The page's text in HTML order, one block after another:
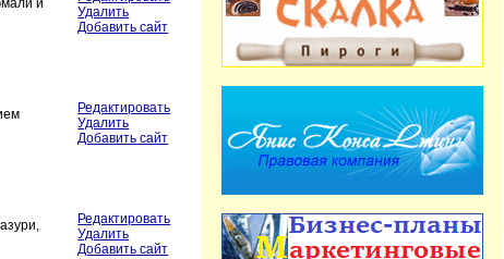
и
Удалить
Добавить сайт
Редактировать
Удалить
Добавить сайт
Редактировать
Удалить
Добавить сайт